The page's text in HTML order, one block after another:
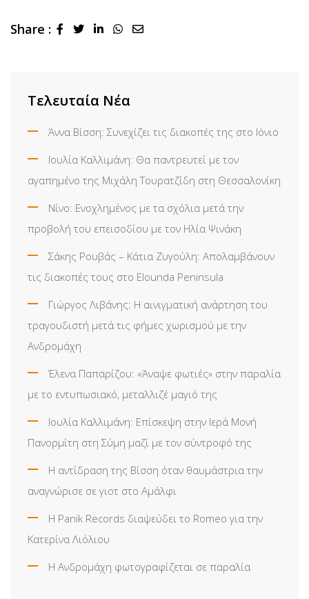
Share : LinkedInWhatsapp
Share
Τελευταία Νέα
Άννα Βίσση: Συνεχίζει τις διακοπές της στο Ιόνιο
Ιουλία Καλλιμάνη: Θα παντρευτεί με τον
αγαπημένο της Μιχάλη Τουρατζίδη στη Θεσσαλονίκη
Νίνο: Ενοχλημένος με τα σχόλια μετά την
προβολή του επεισοδίου με τον Ηλία Ψινάκη
Σάκης Ρουβάς – Κάτια Ζυγούλη: Απολαμβάνουν
τις διακοπές τους στο Elounda Peninsula
Γιώργος Λιβάνης: Η αινιγματική ανάρτηση του
τραγουδιστή μετά τις φήμες χωρισμού με την
Ανδρομάχη
Έλενα Παπαρίζου: «Άναψε φωτιές» στην παραλία
με το εντυπωσιακό, μεταλλιζέ μαγιό της
Ιουλία Καλλιμάνη: Επίσκεψη στην Ιερά Μονή
Πανορμίτη στη Σύμη μαζί με τον σύντροφό της
Η αντίδραση της Βίσση όταν θαυμάστρια την
αναγνώρισε σε γιοτ στο Αμάλφι
Η Panik Records διαψεύδει το Romeo για την
Κατερίνα Λιόλιου
Η Ανδρομάχη φωτογραφίζεται σε παραλία